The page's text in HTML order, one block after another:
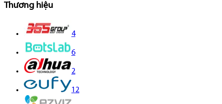
Thương hiệu
4
6
2
12